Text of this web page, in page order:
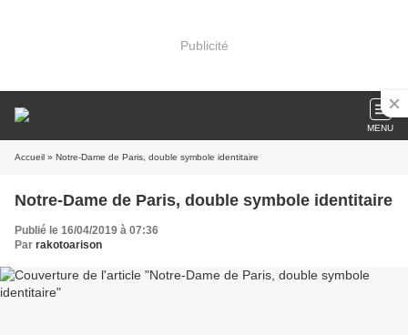
Publicité
MENU
Accueil » Notre-Dame de Paris, double symbole identitaire
Notre-Dame de Paris, double symbole identitaire
Publié le 16/04/2019 à 07:36
Par rakotoarison